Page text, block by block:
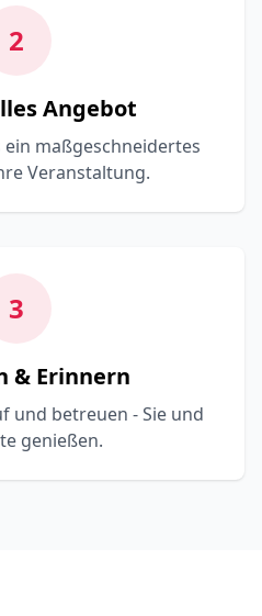
2
Angebot
maßgeschneidertes
Veranstaltung.
3
& Erinnern
und betreuen - Sie und
genießen.